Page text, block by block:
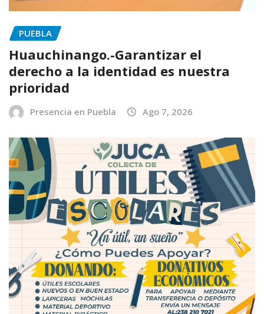
PUEBLA
Huauchinango.-Garantizar el
derecho a la identidad es nuestra
prioridad
Presencia en Puebla Ago 7, 2026